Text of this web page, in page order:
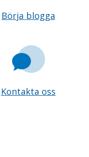
Börja blogga
Kontakta oss